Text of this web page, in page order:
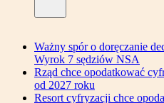
Ważny spór o doręczanie
Wyrok 7 sędziów NSA
Rząd chce opodatkować
od 2027 roku
Resort cyfryzacji chce